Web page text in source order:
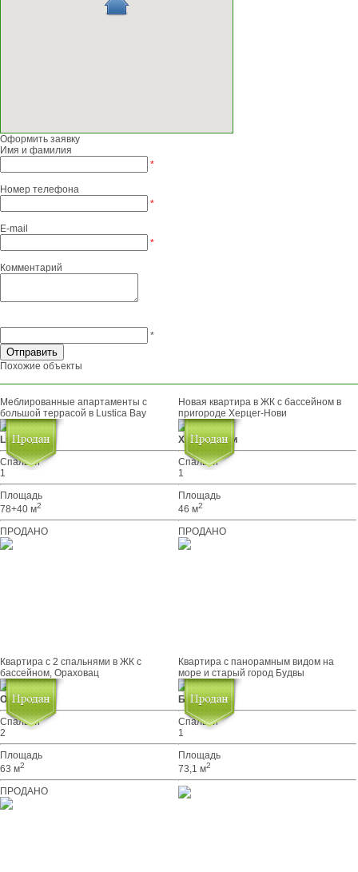
Оформить заявку
Имя и фамилия
*
Номер телефона
*
E-mail
*
Комментарий
*
Похожие объекты
Меблированные апартаменты с
большой террасой в Lustica Bay
Lustica Bay
Спальни
1
Площадь
78+40 м2
ПРОДАНО
Новая квартира в ЖК с бассейном в
пригороде Херцег-Нови
Херцег Нови
Спальни
1
Площадь
46 м2
ПРОДАНО
Квартира с 2 спальнями в ЖК с
бассейном, Ораховац
Ораховац
Спальни
2
Площадь
63 м2
ПРОДАНО
Квартира с панорамным видом на
море и старый город Будвы
Будва
Спальни
1
Площадь
73,1 м2